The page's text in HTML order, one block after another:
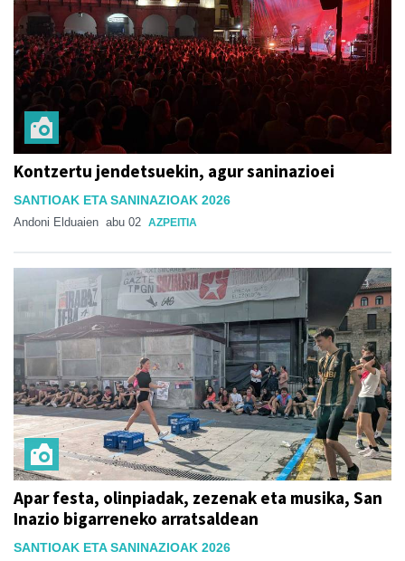
Kontzertu jendetsuekin, agur saninazioei
SANTIOAK ETA SANINAZIOAK 2026
Andoni Elduaien abu 02 AZPEITIA
Apar festa, olinpiadak, zezenak eta musika, San
Inazio bigarreneko arratsaldean
SANTIOAK ETA SANINAZIOAK 2026